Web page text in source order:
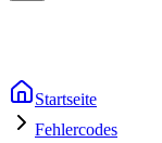
Startseite
Fehlercodes